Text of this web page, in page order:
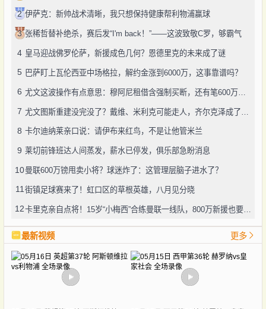
2 伊萨克：新帅战术清晰，我只想保持健康帮利物浦赢球
3 张稀哲替补绝杀，赛后发“I'm back！”——这波致敬C罗，够霸气
4 皇马迎战佛罗伦萨，新援成色几何？恩德里克的未来成了谜
5 巴萨盯上瓦伦西亚中场格拉，解约金涨到6000万，这事靠谱吗？
6
7
8 卡尔迪纳莱亲口说：请伊布来红鸟，不是让他管米兰
9 莱切前锋班达人间蒸发，薪水已停发，俱乐部急盼消息
10曼联600万镑甩卖小将？球迷炸了：这管理层脑子进水了？
11街镇足球赛来了！虹口区的草根英雄，八月见分晓
12 卡里克亲自点将！15岁“小梅西”合练曼联一线队，800万新援也要露脸
最新视频 更多